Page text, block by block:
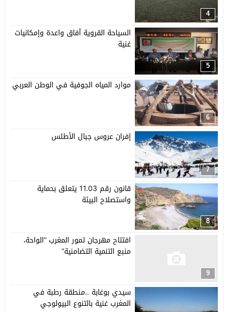
4
5
السياحة القروية آفاق واعدة وإمكانيات
غنية
6
موارد المياه الجوفية في الوطن العربي
7
إفران عروس جبال الأطلس
8
قانون رقم 11.03 يتعلق بحماية
واستصلاح البيئة
9
افتتاح مهرجان تمور المغرب “الواحة،
منبع التنمية التضامنية”
سيدي بوغابة ..منطقة رطبة في
المغرب غنية بالتنوع البيولوجي